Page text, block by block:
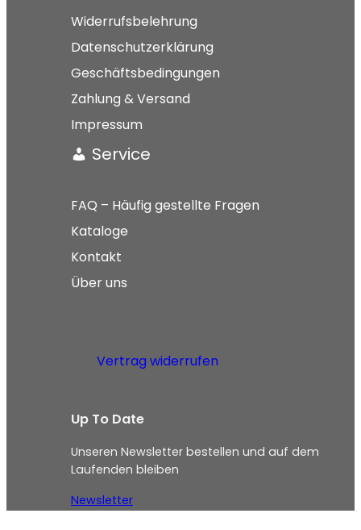
Widerrufsbelehrung
Datenschutzerklärung
Geschäftsbedingungen
Zahlung & Versand
Impressum
Service
FAQ – Häufig gestellte Fragen
Kataloge
Kontakt
Über uns
Vertrag widerrufen
Up To Date
Unseren Newsletter bestellen und auf dem
Laufenden bleiben
Newsletter